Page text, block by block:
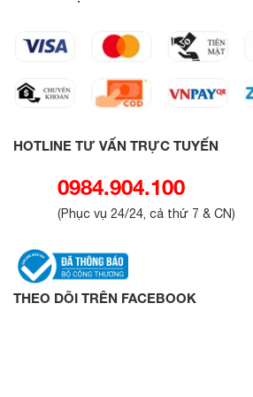
HOTLINE TƯ VẤN TRỰC TUYẾN
0984.904.100
(Phục vụ 24/24, cả thứ 7 & CN)
THEO DÕI TRÊN FACEBOOK